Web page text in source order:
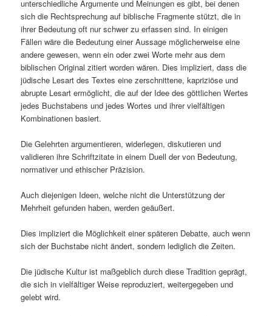
unterschiedliche Argumente und Meinungen es gibt, bei denen
sich die Rechtsprechung auf biblische Fragmente stützt, die in
ihrer Bedeutung oft nur schwer zu erfassen sind. In einigen
Fällen wäre die Bedeutung einer Aussage möglicherweise eine
andere gewesen, wenn ein oder zwei Worte mehr aus dem
biblischen Original zitiert worden wären. Dies impliziert, dass die
jüdische Lesart des Textes eine zerschnittene, kapriziöse und
abrupte Lesart ermöglicht, die auf der Idee des göttlichen Wertes
jedes Buchstabens und jedes Wortes und ihrer vielfältigen
Kombinationen basiert.
Die Gelehrten argumentieren, widerlegen, diskutieren und
validieren ihre Schriftzitate in einem Duell der von Bedeutung,
normativer und ethischer Präzision.
Auch diejenigen Ideen, welche nicht die Unterstützung der
Mehrheit gefunden haben, werden geäußert.
Dies impliziert die Möglichkeit einer späteren Debatte, auch wenn
sich der Buchstabe nicht ändert, sondern lediglich die Zeiten.
Die jüdische Kultur ist maßgeblich durch diese Tradition geprägt,
die sich in vielfältiger Weise reproduziert, weitergegeben und
gelebt wird.